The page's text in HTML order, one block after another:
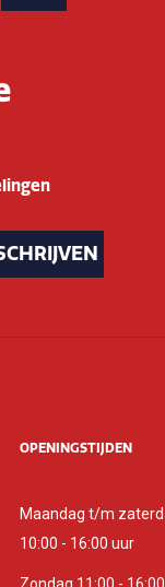
OPENINGSTIJDEN
Maandag t/m
10:00 - 16:00 uur
Zondag 11:00 -